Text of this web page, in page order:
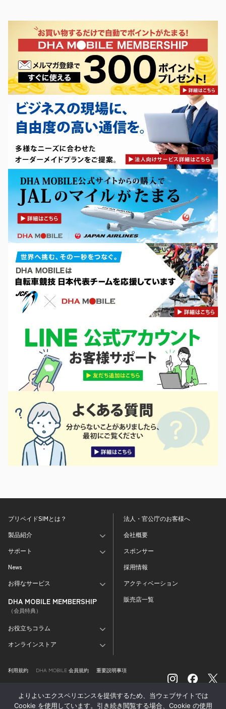
プリペイドSIMとは？
製品紹介
サポート
News
お得なサービス
DHA MOBILE MEMBERSHIP
（会員特典）
お役立ちコラム
オンラインストア
法人・官公庁のお客様へ
会社概要
スポンサー
採用情報
アクティベーション
販売店一覧
利用規約 DHA MOBILE 会員規約
重要説明事項
プライバシーポリシー
よりよいエクスペリエンスを提供するため、当ウェブサイトでは
Cookie を使用しています。引き続き閲覧する場合、Cookie の使用